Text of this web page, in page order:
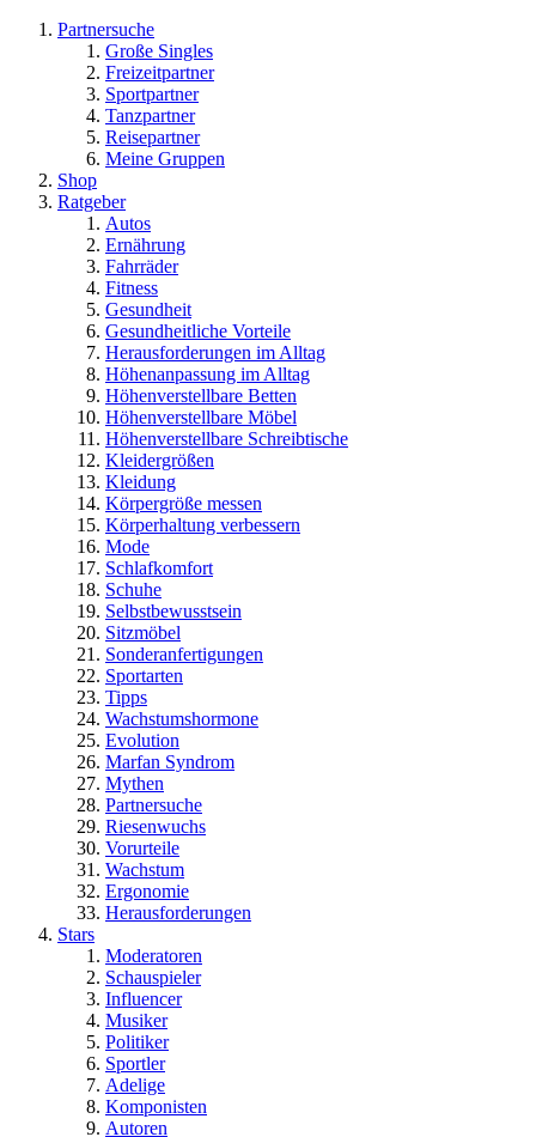
Partnersuche
Große Singles
Freizeitpartner
Sportpartner
Tanzpartner
Reisepartner
Meine Gruppen
Shop
Ratgeber
Autos
Ernährung
Fahrräder
Fitness
Gesundheit
Gesundheitliche Vorteile
Herausforderungen im Alltag
Höhenanpassung im Alltag
Höhenverstellbare Betten
Höhenverstellbare Möbel
Höhenverstellbare Schreibtische
Kleidergrößen
Kleidung
Körpergröße messen
Körperhaltung verbessern
Mode
Schlafkomfort
Schuhe
Selbstbewusstsein
Sitzmöbel
Sonderanfertigungen
Sportarten
Tipps
Wachstumshormone
Evolution
Marfan Syndrom
Mythen
Partnersuche
Riesenwuchs
Vorurteile
Wachstum
Ergonomie
Herausforderungen
Stars
Moderatoren
Schauspieler
Influencer
Musiker
Politiker
Sportler
Adelige
Komponisten
Autoren